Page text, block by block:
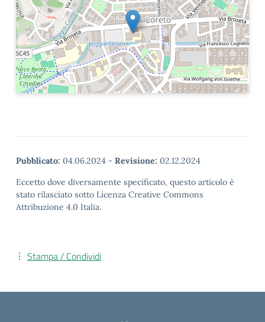
Pubblicato: 04.06.2024 - Revisione: 02.12.2024
Eccetto dove diversamente specificato, questo articolo è
stato rilasciato sotto Licenza Creative Commons
Attribuzione 4.0 Italia.
Stampa / Condividi